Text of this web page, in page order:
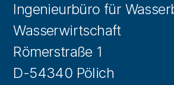
Ingenieurbüro für
Wasserwirtschaft
Römerstraße 1
D-54340 Pölich